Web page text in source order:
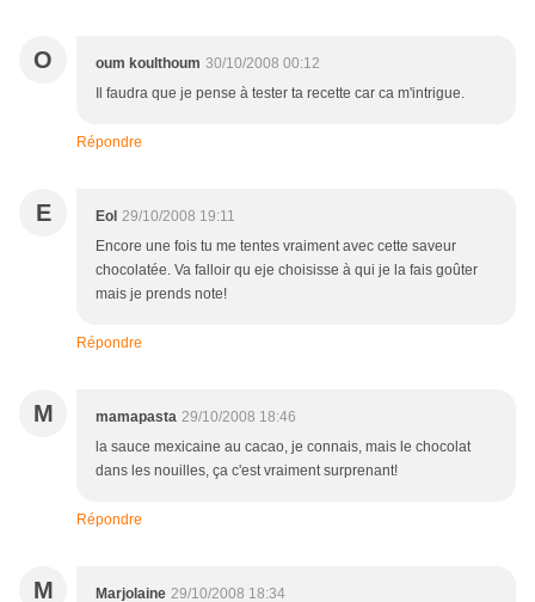
O oum koulthoum 30/10/2008 00:12
Il faudra que je pense à tester ta recette car ca m'intrigue.
Répondre
E Eol 29/10/2008 19:11
Encore une fois tu me tentes vraiment avec cette saveur
chocolatée. Va falloir qu eje choisisse à qui je la fais goûter
mais je prends note!
Répondre
M mamapasta 29/10/2008 18:46
la sauce mexicaine au cacao, je connais, mais le chocolat
dans les nouilles, ça c'est vraiment surprenant!
Répondre
M Marjolaine 29/10/2008 18:34